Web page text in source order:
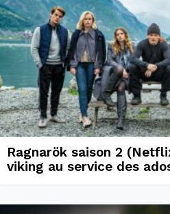
Ragnarök saison 2
viking au service des